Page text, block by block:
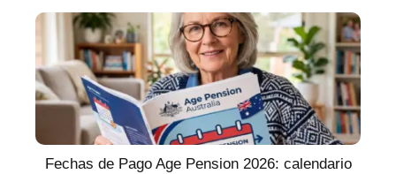
Fechas de Pago Age Pension 2026: calendario